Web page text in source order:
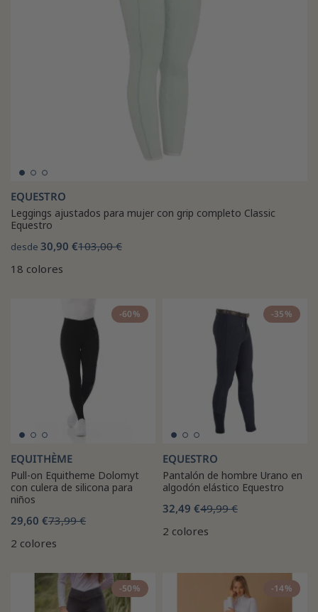
EQUESTRO
Leggings ajustados para mujer con grip completo Classic
Equestro
desde 30,90 €103,00 €
18 colores
-60%
EQUITHÈME
Pull-on Equitheme Dolomyt
con culera de silicona para
niños
29,60 €73,99 €
2 colores
-35%
EQUESTRO
Pantalón de hombre Urano en
algodón elástico Equestro
32,49 €49,99 €
2 colores
-50% -14%